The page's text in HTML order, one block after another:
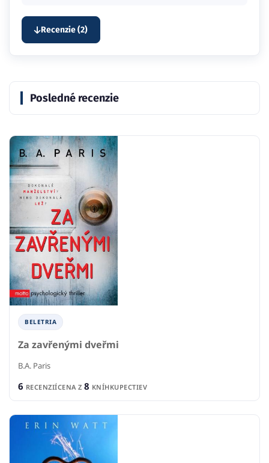
Recenzie (2)
Posledné recenzie
BELETRIA
Za zavřenými dveřmi
B.A. Paris
6 RECENZIÍCENA Z 8 KNÍHKUPECTIEV